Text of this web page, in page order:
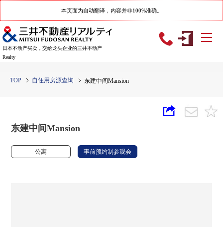
本页面为自动翻译，内容并非100%准确。
日本不动产买卖，交给龙头企业的三井不动产
Realty
TOP 自住用房源查询 东建中间Mansion
东建中间Mansion
公寓 事前预约制参观会